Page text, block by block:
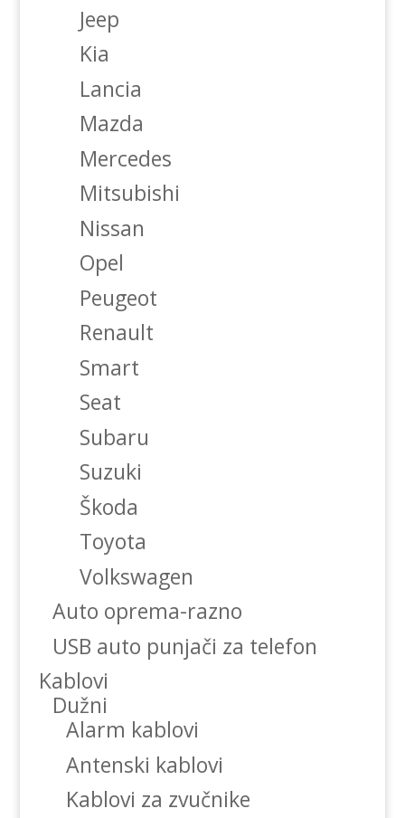
Jeep
Kia
Lancia
Mazda
Mercedes
Mitsubishi
Nissan
Opel
Peugeot
Renault
Smart
Seat
Subaru
Suzuki
Škoda
Toyota
Volkswagen
Auto oprema-razno
USB auto punjači za telefon
Kablovi
Dužni
Alarm kablovi
Antenski kablovi
Kablovi za zvučnike